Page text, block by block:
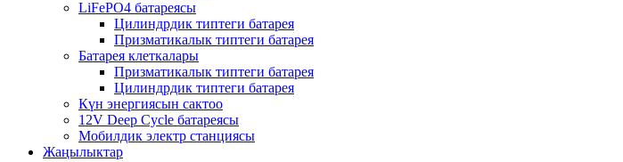
LiFePO4 батареясы
Цилиндрдик типтеги батарея
Призматикалык типтеги батарея
Батарея клеткалары
Призматикалык типтеги батарея
Цилиндрдик типтеги батарея
Күн энергиясын сактоо
12V Deep Cycle батареясы
Мобилдик электр станциясы
Жаңылыктар